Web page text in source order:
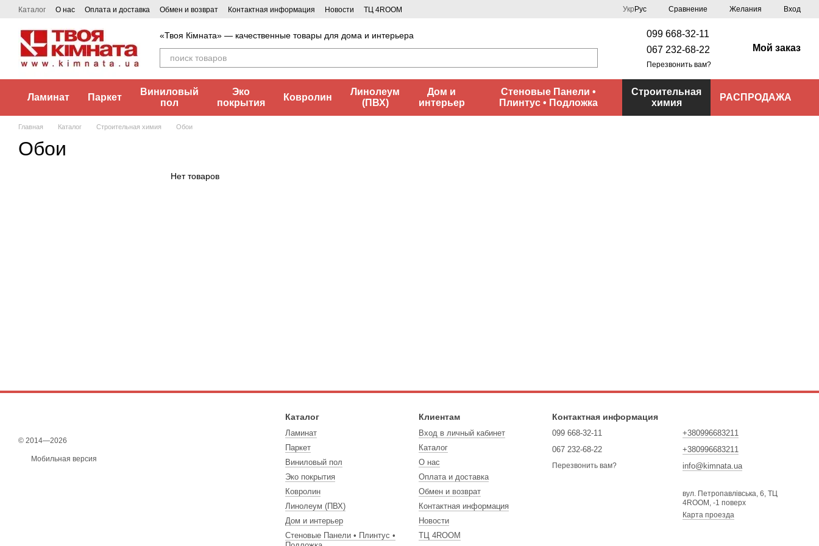
Перейти к основному контенту
Каталог О нас Оплата и доставка Обмен и возврат Контактная информация Новости ТЦ 4ROOM Укр Рус Сравнение Желания Вход
«Твоя Кімната» — качественные товары для дома и интерьера
099 668-32-11
067 232-68-22
Перезвонить вам?
Мой заказ
Ламинат Паркет
Виниловый
пол
Эко
покрытия
Ковролин
Линолеум
(ПВХ)
Дом и
интерьер
Стеновые Панели •
Плинтус • Подложка
Строительная
химия
РАСПРОДАЖА
Главная Каталог Строительная химия Обои
Обои
Нет товаров
© 2014—2026
Мобильная версия
Каталог
Ламинат
Паркет
Виниловый пол
Эко покрытия
Ковролин
Линолеум (ПВХ)
Дом и интерьер
Стеновые Панели • Плинтус •
Клиентам
Вход в личный кабинет
Каталог
О нас
Оплата и доставка
Обмен и возврат
Контактная информация
Новости
ТЦ 4ROOM
Контактная информация
099 668-32-11
067 232-68-22
Перезвонить вам?
+380996683211
+380996683211
info@kimnata.ua
вул. Петропавлівська, 6, ТЦ
4ROOM, -1 поверх
Карта проезда